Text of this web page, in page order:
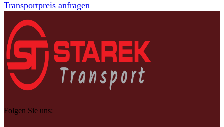
Transportpreis anfragen
Folgen Sie uns: